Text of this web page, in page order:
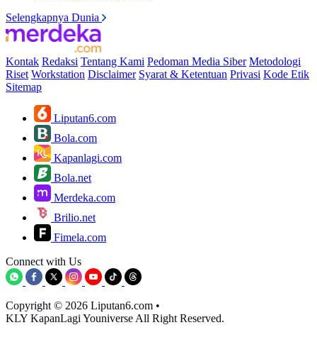
Selengkapnya Dunia
Kontak Redaksi Tentang Kami Pedoman Media Siber Metodologi
Riset Workstation Disclaimer Syarat & Ketentuan Privasi Kode Etik
Sitemap
Liputan6.com
Bola.com
Kapanlagi.com
Bola.net
Merdeka.com
Brilio.net
Fimela.com
Connect with Us
Copyright © 2026 Liputan6.com •
KLY KapanLagi Youniverse All Right Reserved.